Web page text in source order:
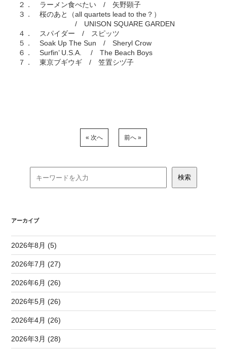
２． ラーメン食べたい / 矢野顕子
３． 桜のあと（all quartets lead to the？）
/ UNISON SQUARE GARDEN
４． スパイダー / スピッツ
５． Soak Up The Sun / Sheryl Crow
６． Surfin’ U.S.A. / The Beach Boys
７． 東京ブギウギ / 笠置シヅ子
« 次へ 前へ »
アーカイブ
2026年8月 (5)
2026年7月 (27)
2026年6月 (26)
2026年5月 (26)
2026年4月 (26)
2026年3月 (28)